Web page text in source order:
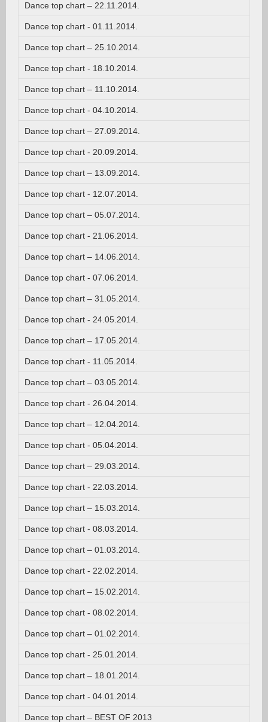
Dance top chart – 22.11.2014.
Dance top chart - 01.11.2014.
Dance top chart – 25.10.2014.
Dance top chart - 18.10.2014.
Dance top chart – 11.10.2014.
Dance top chart - 04.10.2014.
Dance top chart – 27.09.2014.
Dance top chart - 20.09.2014.
Dance top chart – 13.09.2014.
Dance top chart - 12.07.2014.
Dance top chart – 05.07.2014.
Dance top chart - 21.06.2014.
Dance top chart – 14.06.2014.
Dance top chart - 07.06.2014.
Dance top chart – 31.05.2014.
Dance top chart - 24.05.2014.
Dance top chart – 17.05.2014.
Dance top chart - 11.05.2014.
Dance top chart – 03.05.2014.
Dance top chart - 26.04.2014.
Dance top chart – 12.04.2014.
Dance top chart - 05.04.2014.
Dance top chart – 29.03.2014.
Dance top chart - 22.03.2014.
Dance top chart – 15.03.2014.
Dance top chart - 08.03.2014.
Dance top chart – 01.03.2014.
Dance top chart - 22.02.2014.
Dance top chart – 15.02.2014.
Dance top chart - 08.02.2014.
Dance top chart – 01.02.2014.
Dance top chart - 25.01.2014.
Dance top chart – 18.01.2014.
Dance top chart - 04.01.2014.
Dance top chart – BEST OF 2013